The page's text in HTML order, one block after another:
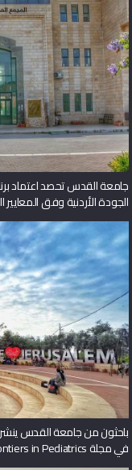
جامعة القدس تحصد اعتماد
الجودة الأردنية وفق المعايير
باحثون من جامعة القدس
في مجلة Frontiers in Pediatrics